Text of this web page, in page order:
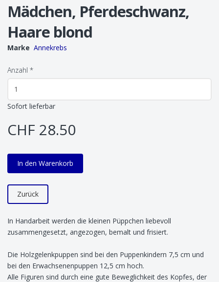
Mädchen, Pferdeschwanz,
Haare blond
Marke Annekrebs
Anzahl *
Sofort lieferbar
CHF 28.50
In den Warenkorb
Zurück
In Handarbeit werden die kleinen Püppchen liebevoll
zusammengesetzt, angezogen, bemalt und frisiert.
Die Holzgelenkpuppen sind bei den Puppenkindern 7,5 cm und
bei den Erwachsenenpuppen 12,5 cm hoch.
Alle Figuren sind durch eine gute Beweglichkeit des Kopfes, der